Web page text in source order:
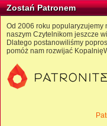
Zostań Patronem
Od 2006 roku popularyzujemy
naszym Czytelnikom jeszcze
Dlatego postanowiliśmy
pomóż nam rozwijać